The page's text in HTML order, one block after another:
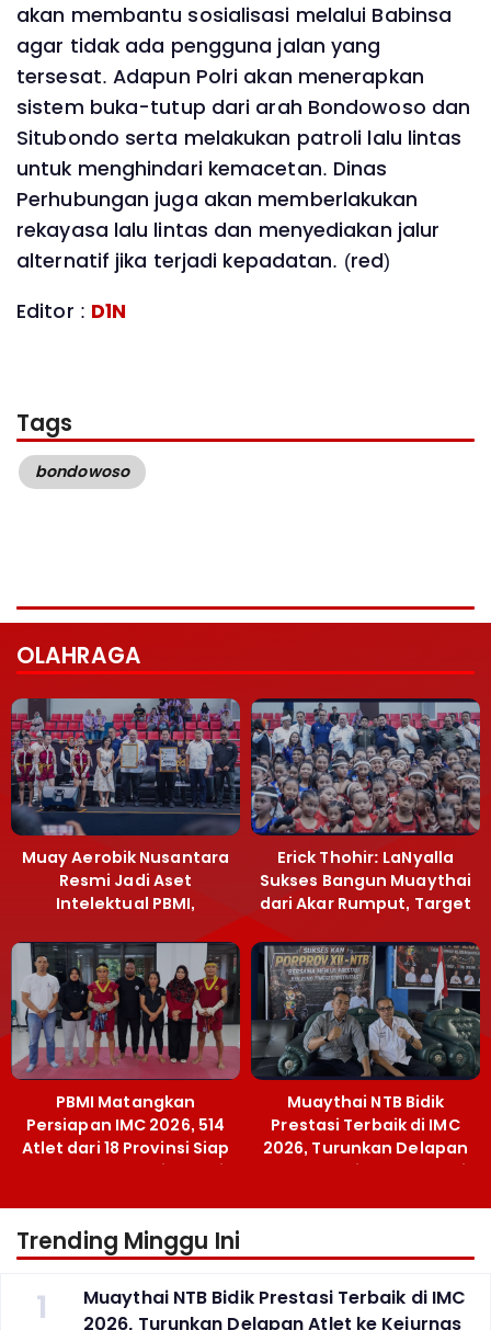
akan membantu sosialisasi melalui Babinsa
agar tidak ada pengguna jalan yang
tersesat. Adapun Polri akan menerapkan
sistem buka-tutup dari arah Bondowoso dan
Situbondo serta melakukan patroli lalu lintas
untuk menghindari kemacetan. Dinas
Perhubungan juga akan memberlakukan
rekayasa lalu lintas dan menyediakan jalur
alternatif jika terjadi kepadatan. (red)
Editor : D1N
Tags
bondowoso
OLAHRAGA
Muay Aerobik Nusantara
Resmi Jadi Aset
Intelektual PBMI,
Terobosan Bangun
Grassroots
Erick Thohir: LaNyalla
Sukses Bangun Muaythai
dari Akar Rumput, Target
PBMI Matangkan
Persiapan IMC 2026, 514
Atlet dari 18 Provinsi Siap
Berlaga Besok di Bekasi
Muaythai NTB Bidik
Prestasi Terbaik di IMC
2026, Turunkan Delapan
Atlet ke Kejurnas Bekasi
Trending Minggu Ini
1
Muaythai NTB Bidik Prestasi Terbaik di IMC
2026, Turunkan Delapan Atlet ke Kejurnas